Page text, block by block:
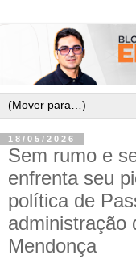
18/05/2026
Sem rumo e
enfrenta seu
política de
administração
Mendonça